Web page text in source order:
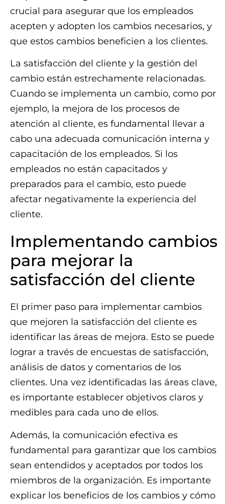
crucial para asegurar que los empleados
acepten y adopten los cambios necesarios, y
que estos cambios beneficien a los clientes.
La satisfacción del cliente y la gestión del
cambio están estrechamente relacionadas.
Cuando se implementa un cambio, como por
ejemplo, la mejora de los procesos de
atención al cliente, es fundamental llevar a
cabo una adecuada comunicación interna y
capacitación de los empleados. Si los
empleados no están capacitados y
preparados para el cambio, esto puede
afectar negativamente la experiencia del
cliente.
Implementando cambios
para mejorar la
satisfacción del cliente
El primer paso para implementar cambios
que mejoren la satisfacción del cliente es
identificar las áreas de mejora. Esto se puede
lograr a través de encuestas de satisfacción,
análisis de datos y comentarios de los
clientes. Una vez identificadas las áreas clave,
es importante establecer objetivos claros y
medibles para cada uno de ellos.
Además, la comunicación efectiva es
fundamental para garantizar que los cambios
sean entendidos y aceptados por todos los
miembros de la organización. Es importante
explicar los beneficios de los cambios y cómo